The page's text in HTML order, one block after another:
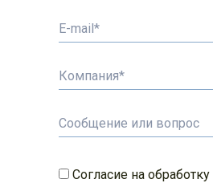
Согласие на обработку